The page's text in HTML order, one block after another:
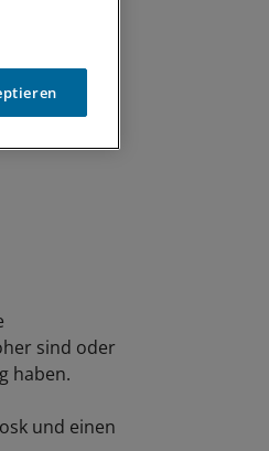
sind oder
haben.
und einen